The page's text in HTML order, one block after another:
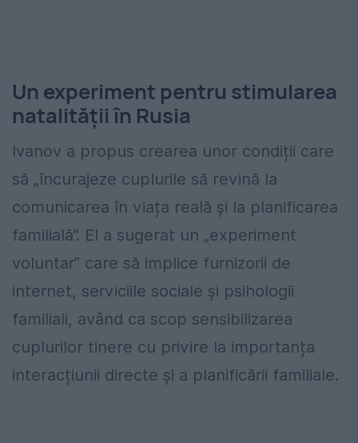
Un experiment pentru stimularea
natalității în Rusia
Ivanov a propus crearea unor condiții care
să „încurajeze cuplurile să revină la
comunicarea în viața reală și la planificarea
familială”. El a sugerat un „experiment
voluntar” care să implice furnizorii de
internet, serviciile sociale și psihologii
familiali, având ca scop sensibilizarea
cuplurilor tinere cu privire la importanța
interacțiunii directe și a planificării familiale.